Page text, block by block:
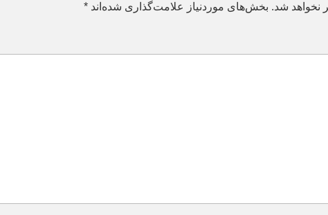
نخواهد شد. بخش‌های موردنیاز علامت‌گذاری شده‌اند *